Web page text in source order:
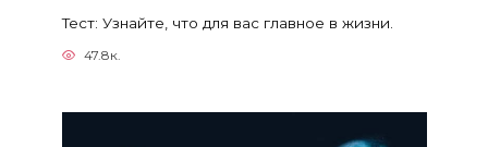
Тест: Узнайте, что для вас главное в жизни.
47.8к.